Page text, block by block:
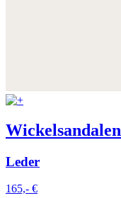
Wickelsandalen
Leder
165,- €